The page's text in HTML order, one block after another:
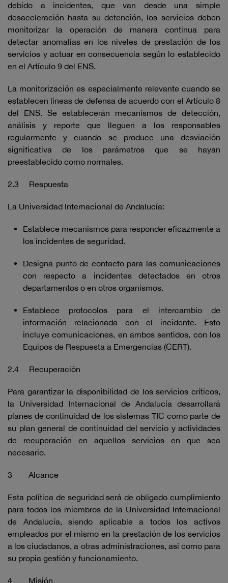
debido a incidentes, que van desde una simple
desaceleración hasta su detención, los servicios deben
monitorizar la operación de manera continua para
detectar anomalías en los niveles de prestación de los
servicios y actuar en consecuencia según lo establecido
en el Artículo 9 del ENS.
La monitorización es especialmente relevante cuando se
establecen líneas de defensa de acuerdo con el Artículo 8
del ENS. Se establecerán mecanismos de detección,
análisis y reporte que lleguen a los responsables
regularmente y cuando se produce una desviación
significativa de los parámetros que se hayan
preestablecido como normales.
2.3 Respuesta
La Universidad Internacional de Andalucía:
Establece mecanismos para responder eficazmente a
los incidentes de seguridad.
Designa punto de contacto para las comunicaciones
con respecto a incidentes detectados en otros
departamentos o en otros organismos.
Establece protocolos para el intercambio de
información relacionada con el incidente. Esto
incluye comunicaciones, en ambos sentidos, con los
Equipos de Respuesta a Emergencias (CERT).
2.4 Recuperación
Para garantizar la disponibilidad de los servicios críticos,
la Universidad Internacional de Andalucía desarrollará
planes de continuidad de los sistemas TIC como parte de
su plan general de continuidad del servicio y actividades
de recuperación en aquellos servicios en que sea
necesario.
3 Alcance
Esta política de seguridad será de obligado cumplimiento
para todos los miembros de la Universidad Internacional
de Andalucía, siendo aplicable a todos los activos
empleados por el mismo en la prestación de los servicios
a los ciudadanos, a otras administraciones, así como para
su propia gestión y funcionamiento.
4 Misión